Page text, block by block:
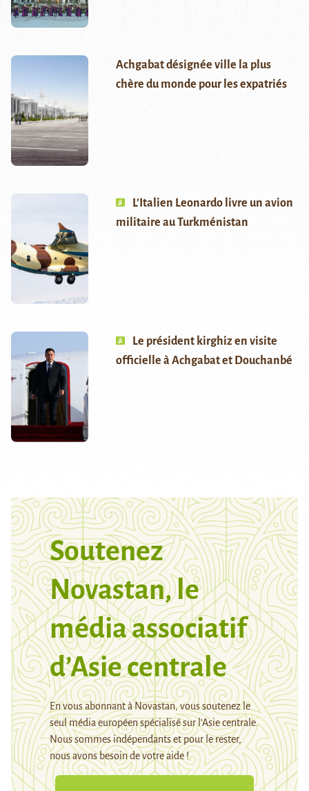
Achgabat désignée ville la plus
chère du monde pour les expatriés
L’Italien Leonardo livre un avion
militaire au Turkménistan
Le président kirghiz en visite
officielle à Achgabat et Douchanbé
Soutenez
Novastan, le
média associatif
d’Asie centrale
En vous abonnant à Novastan, vous soutenez le
seul média européen spécialisé sur l’Asie centrale.
Nous sommes indépendants et pour le rester,
nous avons besoin de votre aide !